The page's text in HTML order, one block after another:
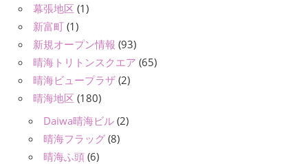
幕張地区 (1)
新富町 (1)
新規オープン情報 (93)
晴海トリトンスクエア (65)
晴海ビュープラザ (2)
晴海地区 (180)
Daiwa晴海ビル (2)
晴海フラッグ (8)
晴海ふ頭 (6)